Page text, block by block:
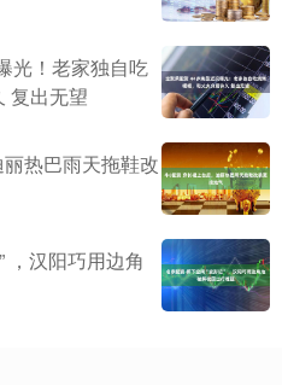
光！老家独自吃
复出无望
热巴雨天拖鞋改
，汉阳巧用边角